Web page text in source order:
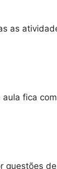
as
fica